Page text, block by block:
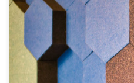
La perspectiva
(y generalmente de una
alta), lo que significa
la sociedad se hacen